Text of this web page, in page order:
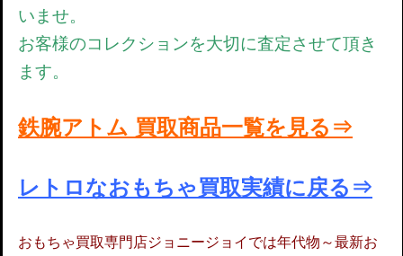
いませ。
お客様のコレクションを大切に査定させて頂き
ます。
鉄腕アトム 買取商品一覧を見る⇒
レトロなおもちゃ買取実績に戻る⇒
おもちゃ買取専門店ジョニージョイでは年代物～最新お